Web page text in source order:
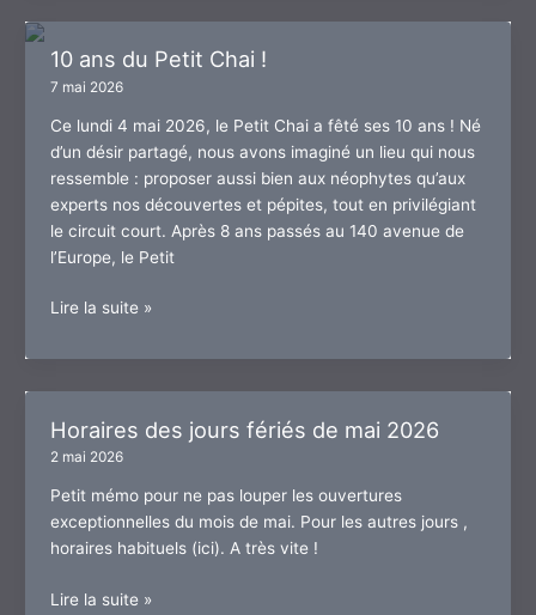
10 ans du Petit Chai !
7 mai 2026
Ce lundi 4 mai 2026, le Petit Chai a fêté ses 10 ans ! Né
d’un désir partagé, nous avons imaginé un lieu qui nous
ressemble : proposer aussi bien aux néophytes qu’aux
experts nos découvertes et pépites, tout en privilégiant
le circuit court. Après 8 ans passés au 140 avenue de
l’Europe, le Petit
10
du
!
Lire la suite »
Horaires des jours fériés de mai 2026
2 mai 2026
Petit mémo pour ne pas louper les ouvertures
exceptionnelles du mois de mai. Pour les autres jours ,
horaires habituels (ici). A très vite !
Horaires
Lire la suite »